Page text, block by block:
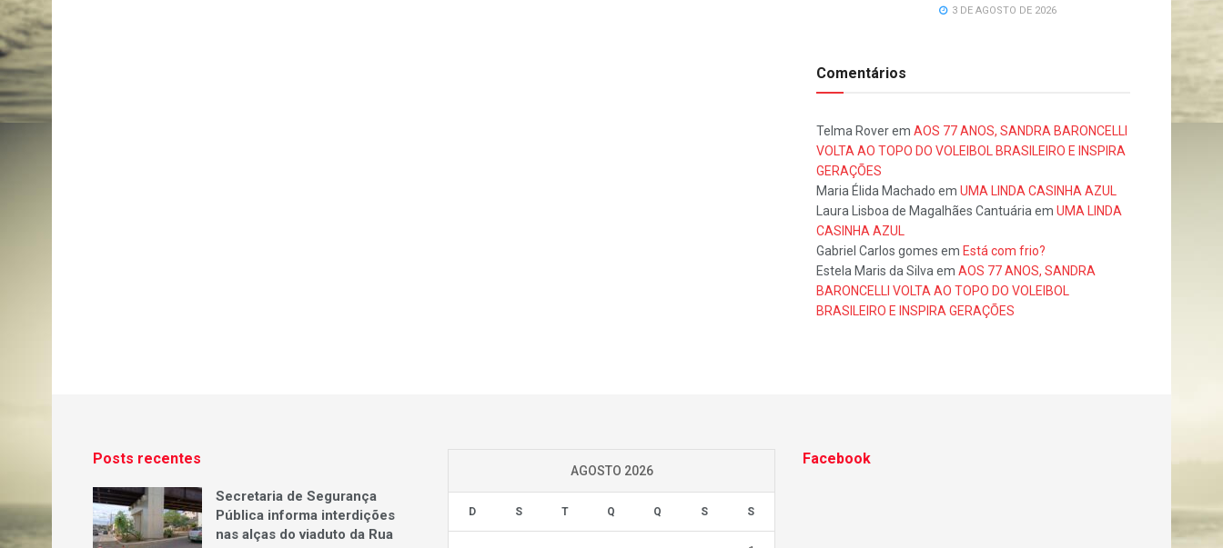
3 DE AGOSTO DE 2026
Comentários
Telma Roverem AOS 77 ANOS, SANDRA BARONCELLI
VOLTA AO TOPO DO VOLEIBOL BRASILEIRO E INSPIRA
GERAÇÕES
Maria Élida Machado em UMA LINDA CASINHA AZUL
Laura Lisboa de Magalhães Cantuáriaem UMA LINDA
CASINHA AZUL
Gabriel Carlos gomes em Está com frio?
Estela Maris da Silvaem AOS 77 ANOS, SANDRA
BARONCELLI VOLTA AO TOPO DO VOLEIBOL
BRASILEIRO E INSPIRA GERAÇÕES
Posts recentes
Secretaria de Segurança
Pública informa interdições
nas alças do viaduto da Rua
AGOSTO 2026
D S T Q Q S S
Facebook